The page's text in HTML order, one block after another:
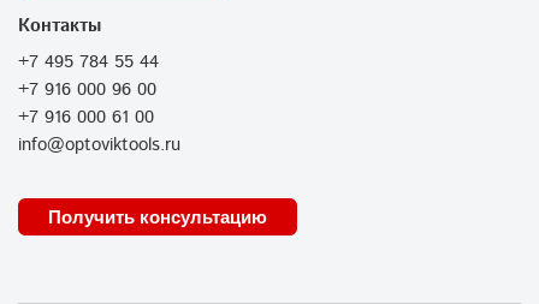
Контакты
+7 495 784 55 44
+7 916 000 96 00
+7 916 000 61 00
info@optoviktools.ru
Получить консультацию